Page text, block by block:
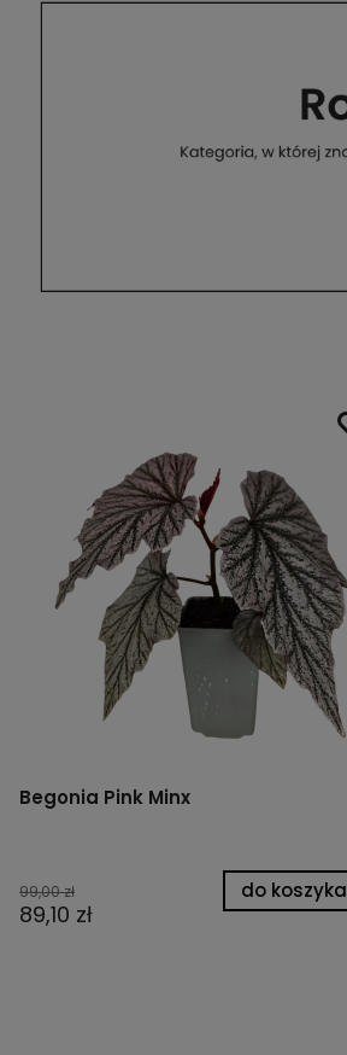
Begonia Pink Minx
99,00 zł
89,10 zł
do koszyka